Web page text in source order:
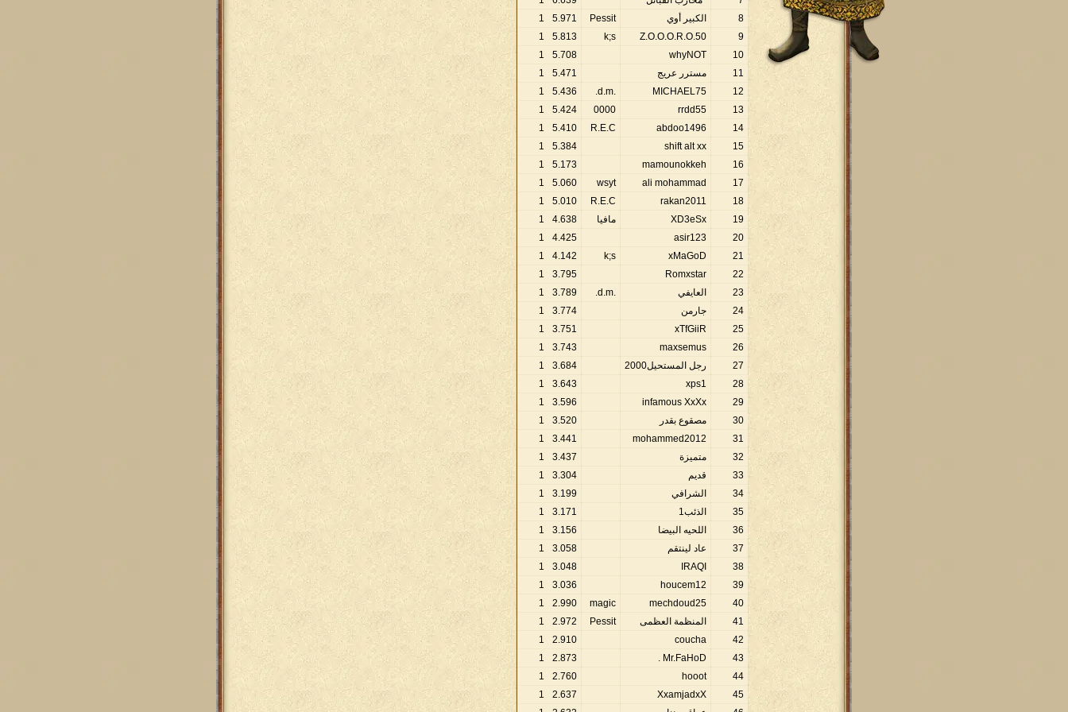
8
الكبير أوي Pessit
5.971
1
9
Z.O.O.O.R.O.50
k;s
5.813
1
10
whyNOT
5.708
1
11
مسترر عريج 5.471
1
12
MICHAEL75
.d.m.
5.436
1
13
rrdd55
0000
5.424
1
14
abdoo1496
R.E.C
5.410
1
15
shift alt xx
5.384
1
16
mamounokkeh
5.173
1
17
ali mohammad
wsyt
5.060
1
18
rakan2011
R.E.C
5.010
1
19
XD3eSx مافيا 4.638
1
20
asir123
4.425
1
21
xMaGoD
k;s
4.142
1
22
Romxstar
3.795
1
23
العايفي .d.m.
3.789
1
24
جارمن 3.774
1
25
xTfGiiR
3.751
1
26
maxsemus
3.743
1
27
رجل المستحيل2000 3.684
1
28
xps1
3.643
1
29
infamous XxXx
3.596
1
30
مصقوع بقدر 3.520
1
31
mohammed2012
3.441
1
32
متميزة 3.437
1
33
قديم 3.304
1
34
الشرافي 3.199
1
35
الذئب1 3.171
1
36
اللحيه البيضا 3.156
1
37
عاد لينتقم 3.058
1
38
IRAQI
3.048
1
39
houcem12
3.036
1
40
mechdoud25
magic
2.990
1
41
المنظمة العظمى Pessit
2.972
1
42
coucha
2.910
1
43
Mr.FaHoD .
2.873
1
44
hooot
2.760
1
45
XxamjadxX
2.637
1